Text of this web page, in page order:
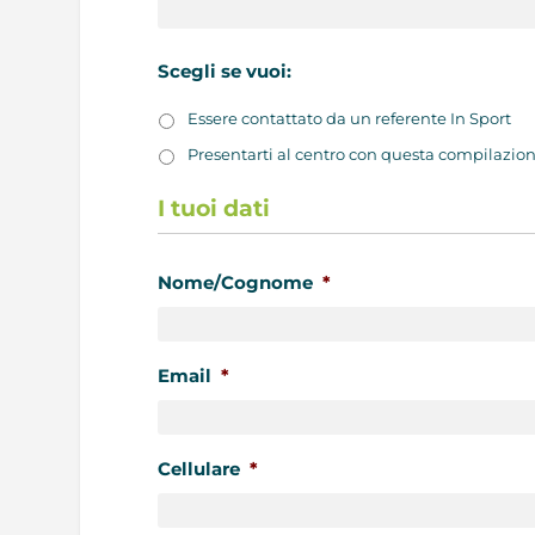
Scegli se vuoi:
Essere contattato da un referente In Sport
Presentarti al centro con questa
I tuoi dati
Nome/Cognome *
Email *
Cellulare *